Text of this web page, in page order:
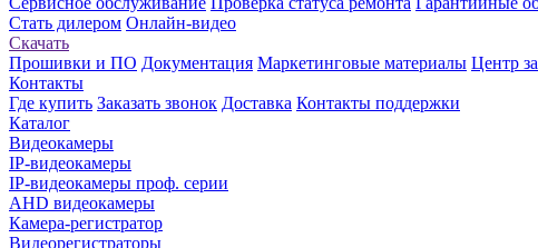
Стать дилером Онлайн-видео
Скачать
Прошивки и ПО Документация Маркетинговые материалы Центр
Контакты
Где купить Заказать звонок Доставка Контакты поддержки
Каталог
Видеокамеры
IP-видеокамеры
IP-видеокамеры проф. серии
AHD видеокамеры
Камера-регистратор
Видеорегистраторы